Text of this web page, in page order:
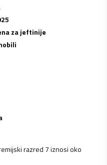
za jeftinije
razred 7 iznosi oko